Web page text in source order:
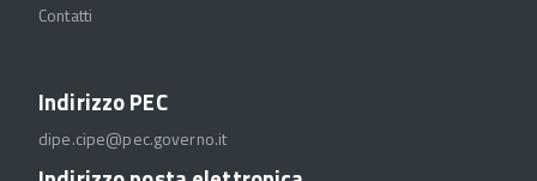
Contatti
Indirizzo PEC
dipe.cipe@pec.governo.it